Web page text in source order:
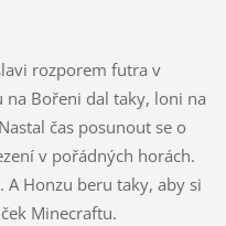
rozporem futra v
Bořeni dal taky, loni na
čas posunout se o
v pořádných horách.
A Honzu beru taky, aby si
Minecraftu.